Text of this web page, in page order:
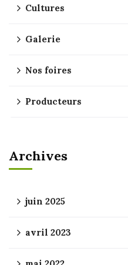
Cultures
Galerie
Nos foires
Producteurs
Archives
juin 2025
avril 2023